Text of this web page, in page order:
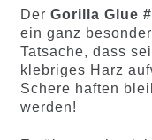
Der Gorilla Glue
ein ganz
Tatsache, dass
klebriges Harz
Schere haften
werden!